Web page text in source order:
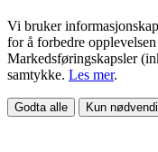
Vi bruker
for å forbedre
Markedsføringskapsler
samtykke. Les mer.
Godta alle Kun